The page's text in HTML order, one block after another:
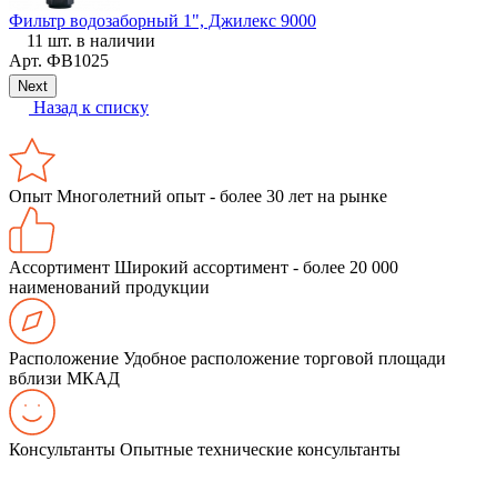
Фильтр водозаборный 1", Джилекс 9000
11 шт. в наличии
Арт. ФВ1025
Next
Назад к списку
Опыт Многолетний опыт - более 30 лет на рынке
Ассортимент Широкий ассортимент - более 20 000
наименований продукции
Расположение Удобное расположение торговой площади
вблизи МКАД
Консультанты Опытные технические консультанты